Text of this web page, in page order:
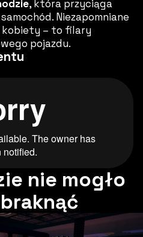
, która przyciąga
Niezapomniane
kobiety – to filary
pojazdu.
nie mogło